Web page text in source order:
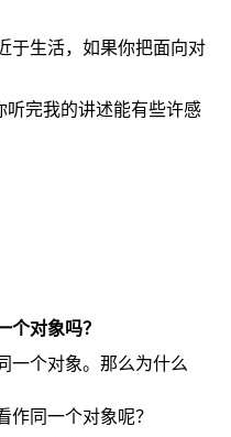
于生活，如果你把面向对
听完我的讲述能有些许感
对象吗？
个对象。那么为什么
同一个对象呢？